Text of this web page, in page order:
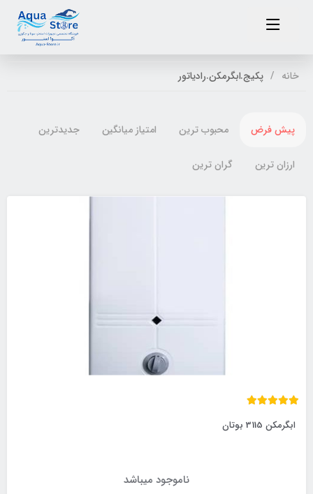
خانه پکیج.ابگرمکن.رادیاتور
پیش فرض محبوب ترین امتیاز میانگین جدیدترین
ارزان ترین گران ترین
ابگرمکن 3115 بوتان
ناموجود میباشد